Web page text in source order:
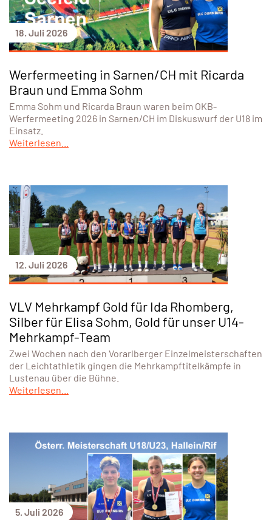
18. Juli 2026
Werfermeeting in Sarnen/CH mit Ricarda
Braun und Emma Sohm
Emma Sohm und Ricarda Braun waren beim OKB-
Werfermeeting 2026 in Sarnen/CH im Diskuswurf der U18 im
Einsatz.
Weiterlesen...
12. Juli 2026
VLV Mehrkampf Gold für Ida Rhomberg,
Silber für Elisa Sohm, Gold für unser U14-
Mehrkampf-Team
Zwei Wochen nach den Vorarlberger Einzelmeisterschaften
der Leichtathletik gingen die Mehrkampftitelkämpfe in
Lustenau über die Bühne.
Weiterlesen...
5. Juli 2026